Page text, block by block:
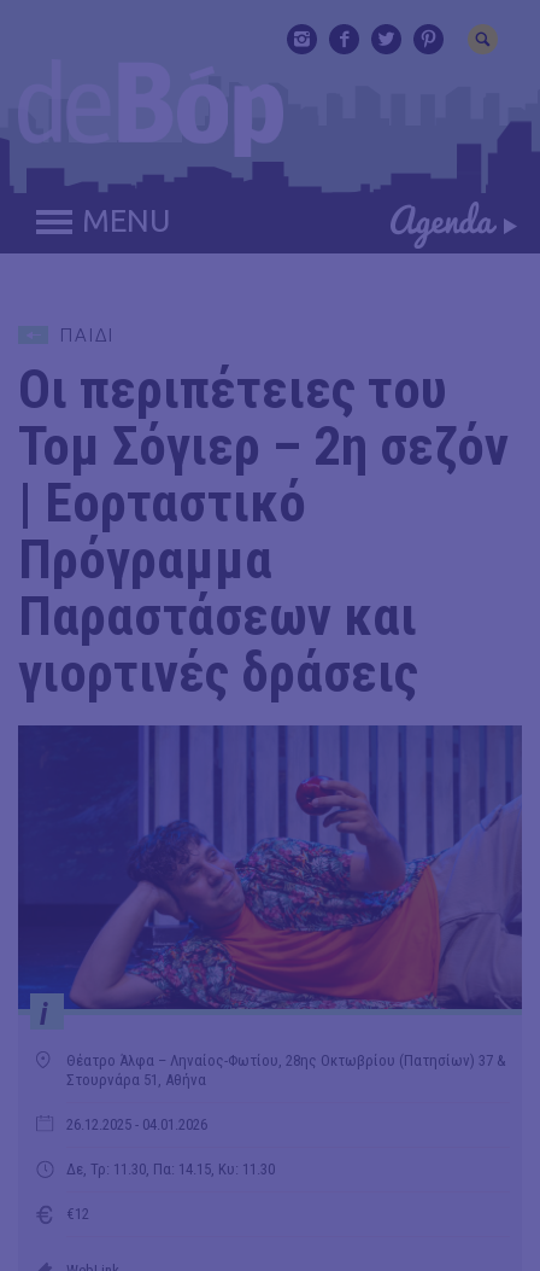
MENU
ΠΑΙΔΙ
Οι περιπέτειες του
Τομ Σόγιερ – 2η σεζόν
| Εορταστικό
Πρόγραμμα
Παραστάσεων και
γιορτινές δράσεις
i
Θέατρο Άλφα – Ληναίος-Φωτίου, 28ης Οκτωβρίου (Πατησίων) 37 &
Στουρνάρα 51, Αθήνα
26.12.2025 - 04.01.2026
Δε, Τρ: 11.30, Πα: 14.15, Κυ: 11.30
€12